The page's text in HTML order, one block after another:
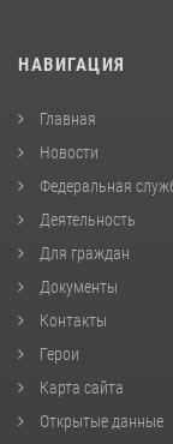
НАВИГАЦИЯ
Главная
Новости
Федеральная
Деятельность
Для граждан
Документы
Контакты
Герои
Карта сайта
Открытые данные